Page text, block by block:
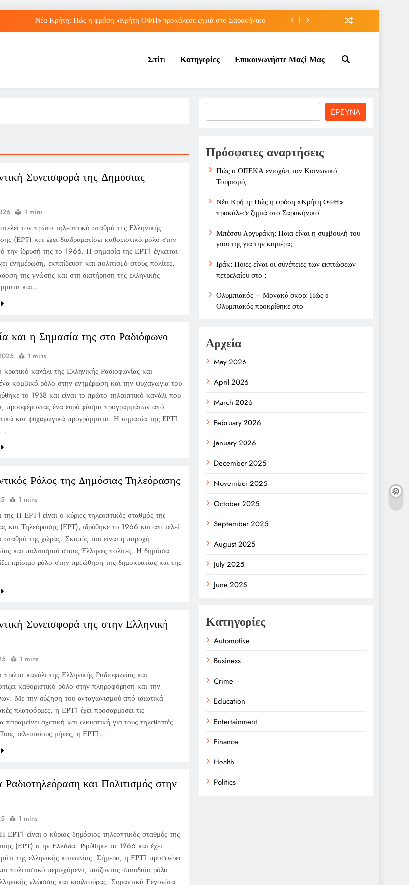
Νέα Κρήτη: Πώς η φράση «Κρήτη ΟΦΗ» προκάλεσε ζημιά στο Σαρακήνικο
Ιράκ: Ποιες είναι οι συνέπειες των εκπτώσεων πετρελαίου στο ;
Νέα Κρήτη: Πώς η φράση «Κρήτη ΟΦΗ» προκάλεσε ζημιά στο Σαρακήνικο
Μπέσσυ Αργυράκη: Ποια είναι η συμβουλή του γιου της για την καριέρα;
Σπίτι Κατηγορίες Επικοινωνήστε Μαζί Μας
Συνεισφορά της Δημόσιας
1 mins
τον πρώτο τηλεοπτικό σταθμό της Ελληνικής
(ΕΡΤ) και έχει διαδραματίσει καθοριστικό ρόλο στην
την ίδρυσή της το 1966. Η σημασία της ΕΡΤ1 έγκειται
ενημέρωση, εκπαίδευση και πολιτισμό στους πολίτες,
της γνώσης και στη διατήρηση της ελληνικής
και…
και η Σημασία της στο Ραδιόφωνο
1 mins
κανάλι της Ελληνικής Ραδιοφωνίας και
κομβικό ρόλο στην ενημέρωση και την ψυχαγωγία του
το 1938 και είναι το πρώτο τηλεοπτικό κανάλι που
προσφέροντας ένα ευρύ φάσμα προγραμμάτων από
και ψυχαγωγικά προγράμματα. Η σημασία της ΕΡΤ1
Ρόλος της Δημόσιας Τηλεόρασης
1 mins
Η ΕΡΤ1 είναι ο κύριος τηλεοπτικός σταθμός της
και Τηλεόρασης (ΕΡΤ), ιδρύθηκε το 1966 και αποτελεί
σταθμό της χώρας. Σκοπός του είναι η παροχή
και πολιτισμού στους Έλληνες πολίτες. Η δημόσια
κρίσιμο ρόλο στην προώθηση της δημοκρατίας και της
Συνεισφορά της στην Ελληνική
1 mins
κανάλι της Ελληνικής Ραδιοφωνίας και
καθοριστικό ρόλο στην πληροφόρηση και την
Με την αύξηση του ανταγωνισμού από ιδιωτικά
πλατφόρμες, η ΕΡΤ1 έχει προσαρμόσει τις
παραμείνει σχετική και ελκυστική για τους τηλεθεατές.
τελευταίους μήνες, η ΕΡΤ1…
και Πολιτισμός στην
1 mins
ΕΡΤ1 είναι ο κύριος δημόσιος τηλεοπτικός σταθμός της
(ΕΡΤ) στην Ελλάδα. Ιδρύθηκε το 1966 και έχει
της ελληνικής κοινωνίας. Σήμερα, η ΕΡΤ1 προσφέρει
πολιτιστικό περιεχόμενο, παίζοντας σπουδαίο ρόλο
γλώσσας και κουλτούρας. Σημαντικά Γεγονότα
ΕΡΕΥΝΑ
Πρόσφατες αναρτήσεις
Πώς ο ΟΠΕΚΑ ενισχύει τον Κοινωνικό
Τουρισμό;
Νέα Κρήτη: Πώς η φράση «Κρήτη ΟΦΗ»
προκάλεσε ζημιά στο Σαρακήνικο
Μπέσσυ Αργυράκη: Ποια είναι η συμβουλή του
γιου της για την καριέρα;
Ιράκ: Ποιες είναι οι συνέπειες των εκπτώσεων
πετρελαίου στο ;
Ολυμπιακός – Μονακό σκορ: Πώς ο
Ολυμπιακός προκρίθηκε στο
Αρχεία
May 2026
April 2026
March 2026
February 2026
January 2026
December 2025
November 2025
October 2025
September 2025
August 2025
July 2025
June 2025
Κατηγορίες
Automotive
Business
Crime
Education
Entertainment
Finance
Health
Politics